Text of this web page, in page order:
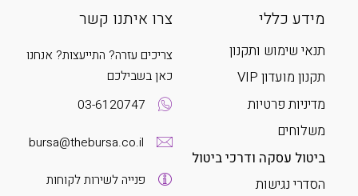
מידע כללי
תנאי שימוש ותקנון
תקנון מועדון VIP
מדיניות פרטיות
משלוחים
ביטול עסקה ודרכי ביטול
הסדרי נגישות
צרו איתנו קשר
צריכים עזרה? התייעצות? אנחנו
כאן בשבילכם
03-6120747
bursa@thebursa.co.il
פנייה לשירות לקוחות